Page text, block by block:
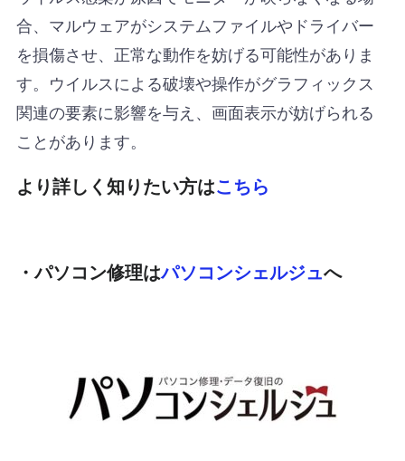
合、マルウェアがシステムファイルやドライバー
を損傷させ、正常な動作を妨げる可能性がありま
す。ウイルスによる破壊や操作がグラフィックス
関連の要素に影響を与え、画面表示が妨げられる
ことがあります。
より詳しく知りたい方はこちら
・パソコン修理はパソコンシェルジュへ